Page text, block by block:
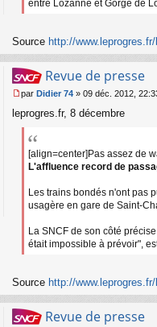
entre Lozanne et Gorge de
Source http://
Revue de presse
e
s
par Didier 74 » 09 déc. 2012,
leprogres.fr, 8 décembre
[align=center]Pas assez de
L'affluence record de
Les trains bondés n'ont pas
usagère en gare de Saint-
La SNCF de son côté
était impossible à prévoir",
Source http://
Revue de presse